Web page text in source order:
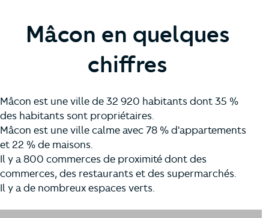
Mâcon en quelques
chiffres
Mâcon est une ville de 32 920 habitants dont 35 %
des habitants sont propriétaires.
Mâcon est une ville calme avec 78 % d'appartements
et 22 % de maisons.
Il y a 800 commerces de proximité dont des
commerces, des restaurants et des supermarchés.
Il y a de nombreux espaces verts.